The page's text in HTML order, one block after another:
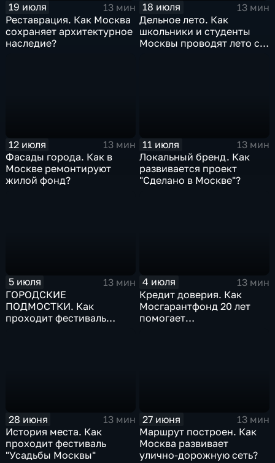
19 июля
13 мин
Реставрация. Как Москва
сохраняет архитектурное
наследие?
18 июля
13 мин
Дельное лето. Как
школьники и студенты
Москвы проводят лето с
12 июля
13 мин
Фасады города. Как в
Москве ремонтируют
жилой фонд?
11 июля
13 мин
Локальный бренд. Как
развивается проект
"Сделано в Москве"?
5 июля
13 мин
ГОРОДСКИЕ
ПОДМОСТКИ. Как
проходит фестиваль
4 июля
13 мин
Кредит доверия. Как
Мосгарантфонд 20 лет
помогает
28 июня
13 мин
История места. Как
проходит фестиваль
"Усадьбы Москвы"
27 июня
13 мин
Маршрут построен. Как
Москва развивает
улично-дорожную сеть?